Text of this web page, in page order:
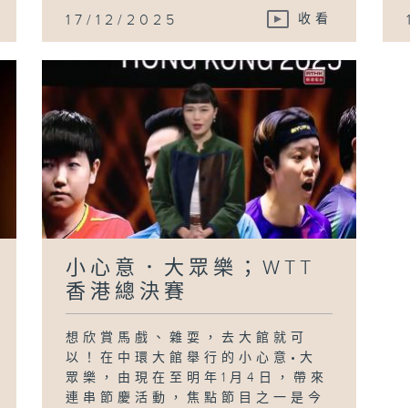
17/12/2025 收看
小心意．大眾樂；WTT
香港總決賽
想欣賞馬戲、雜耍，去大館就可
以！在中環大館舉行的小心意•大
眾樂，由現在至明年1月4日，帶來
連串節慶活動，焦點節目之一是今